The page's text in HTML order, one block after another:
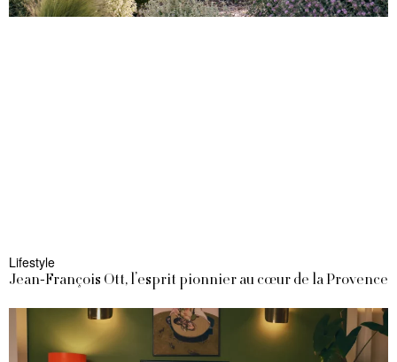
Lifestyle
Jean-François Ott, l’esprit pionnier au cœur de la Provence